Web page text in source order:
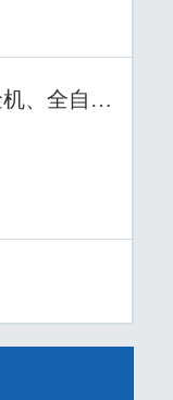
、全自动模切机